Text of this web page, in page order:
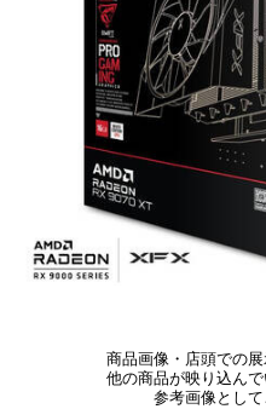
商品画像・店頭での展
他の商品が映り込んで
参考画像として